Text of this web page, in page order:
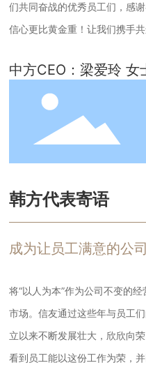
们共同奋战的优秀员工们，感
信心更比黄金重！让我们携手
中方CEO：梁爱玲 女
韩方代表寄语
成为让员工满意的公
将“以人为本”作为公司不变的
市场。信友通过这些年与员工
立以来不断发展壮大，欣欣向荣
看到员工能以这份工作为荣，